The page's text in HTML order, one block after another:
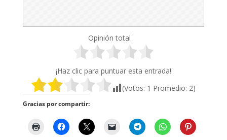
Opinión total
¡Haz clic para puntuar esta entrada!
(Votos: 1 Promedio: 2)
Gracias por compartir: